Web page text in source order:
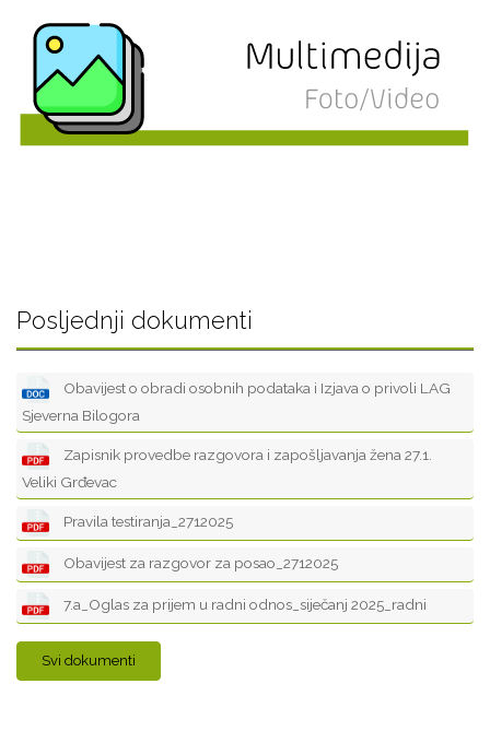
Posljednji dokumenti
Obavijest o obradi osobnih podataka i Izjava o privoli LAG
Sjeverna Bilogora
Zapisnik provedbe razgovora i zapošljavanja žena 27.1.
Veliki Grđevac
Pravila testiranja_2712025
Obavijest za razgovor za posao_2712025
7.a_Oglas za prijem u radni odnos_siječanj 2025_radni
Svi dokumenti